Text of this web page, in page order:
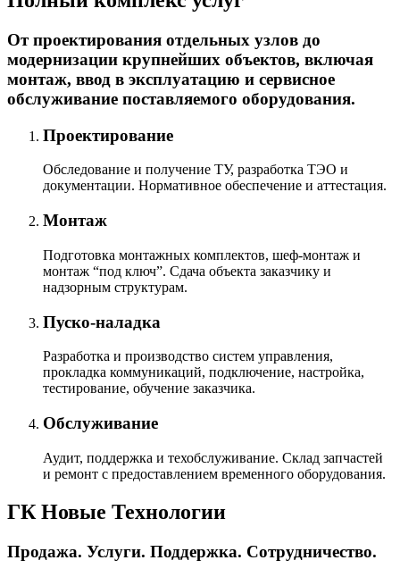
От проектирования отдельных узлов до
модернизации крупнейших объектов, включая
монтаж, ввод в эксплуатацию и сервисное
обслуживание поставляемого оборудования.
Проектирование
Обследование и получение ТУ, разработка ТЭО и
документации. Нормативное обеспечение и аттестация.
Монтаж
Подготовка монтажных комплектов, шеф-монтаж и
монтаж “под ключ”. Сдача объекта заказчику и
надзорным структурам.
Пуско-наладка
Разработка и производство систем управления,
прокладка коммуникаций, подключение, настройка,
тестирование, обучение заказчика.
Обслуживание
Аудит, поддержка и техобслуживание. Склад запчастей
и ремонт с предоставлением временного оборудования.
ГК Новые Технологии
Продажа. Услуги. Поддержка. Сотрудничество.